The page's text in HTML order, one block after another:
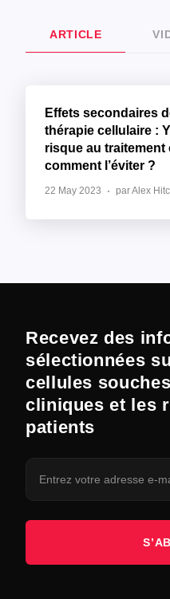
ARTICLE
Effets secondaires
thérapie cellulaire :
risque au traitement
comment l’éviter ?
22 May 2023 par Alex
Recevez des
sélectionnées
cellules
cliniques et les
patients